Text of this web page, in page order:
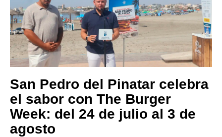
San Pedro del Pinatar celebra
el sabor con The Burger
Week: del 24 de julio al 3 de
agosto